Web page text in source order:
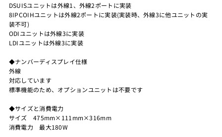
DSUISユニットは外線1、外線2ポートに実装
8IPCOIHユニットは外線2ポートに実装(実装時、外線3に他ユニットの実
装不可)
ODIユニットは外線3に実装
LDIユニットは外線3に実装
◆ナンバーディスプレイ仕様
外線
対応しています
標準機能のため、オプションユニットは不要です
◆サイズと消費電力
サイズ 475mm×111mm×316mm
消費電力 最大180W